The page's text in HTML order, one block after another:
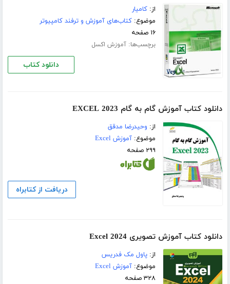
از:کامیار
موضوع:کتاب‌های آموزش و ترفند کامپیوتر
۱۶ صفحه
برچسب‌ها:آموزش اکسل
دانلود کتاب
دانلود کتاب آموزش گام به گام EXCEL 2023
از: وحیدرضا مدقق
موضوع:آموزش Excel
۲۹۹ صفحه
دریافت از کتابراه
دانلود کتاب آموزش تصویری Excel 2024
از:پاول مک فدریس
موضوع:آموزش Excel
۳۲۸ صفحه